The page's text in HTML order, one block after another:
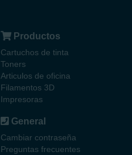
Productos
Cartuchos de tinta
Toners
Articulos de oficina
Filamentos 3D
Impresoras
General
Cambiar contraseña
Preguntas frecuentes